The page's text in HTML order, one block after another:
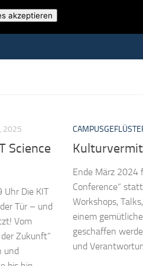
2025
Science
Die KIT
Tür – und
Vom
Zukunft”
und
Ende März 2024
Conference“
Workshops,
einem
geschaffen
und
akzeptieren